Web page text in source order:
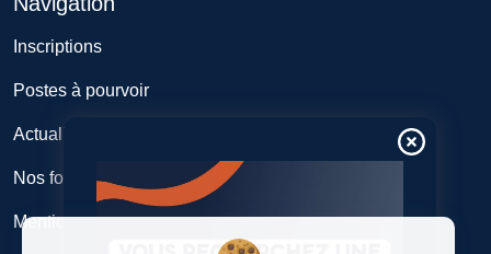
Inscriptions
Postes à pourvoir
Actualités
Nos formations
Mentions légales